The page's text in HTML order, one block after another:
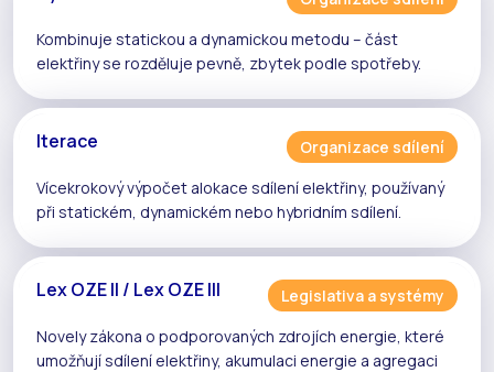
Kombinuje statickou a dynamickou metodu – část
elektřiny se rozděluje pevně, zbytek podle spotřeby.
Iterace
Organizace sdílení
Vícekrokový výpočet alokace sdílení elektřiny, používaný
při statickém, dynamickém nebo hybridním sdílení.
Lex OZE II / Lex OZE III
Legislativa a systémy
Novely zákona o podporovaných zdrojích energie, které
umožňujísdílení elektřiny, akumulaci energie a agregaci